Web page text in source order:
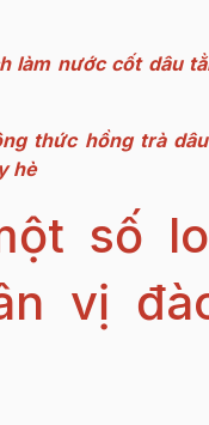
làm nước cốt dâu
thức hồng trà
hè
số
vị